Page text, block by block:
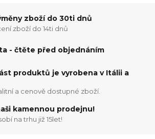
zboží do 30ti dnů
zboží do 14ti dnů
- čtěte před objednáním
produktů je vyrobena v Itálii a
a cenově dostupné zboží.
kamennou prodejnu!
na trhu již 15let!